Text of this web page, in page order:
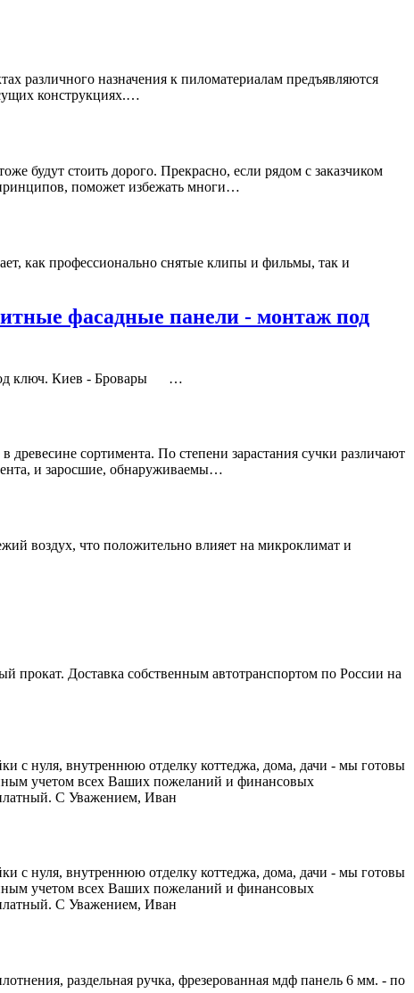
различного назначения к пиломатериалам предъявляются
конструкциях.…
будут стоить дорого. Прекрасно, если рядом с заказчиком
поможет избежать многи…
как профессионально снятые клипы и фильмы, так и
фасадные панели - монтаж под
ключ. Киев - Бровары …
сортимента. По степени зарастания сучки различают
и заросшие, обнаруживаемы…
воздух, что положительно влияет на микроклимат и
прокат. Доставка собственным автотранспортом по России на
с нуля, внутреннюю отделку коттеджа, дома, дачи - мы готовы
учетом всех Ваших пожеланий и финансовых
С Уважением, Иван
с нуля, внутреннюю отделку коттеджа, дома, дачи - мы готовы
учетом всех Ваших пожеланий и финансовых
С Уважением, Иван
раздельная ручка, фрезерованная мдф панель 6 мм. - по